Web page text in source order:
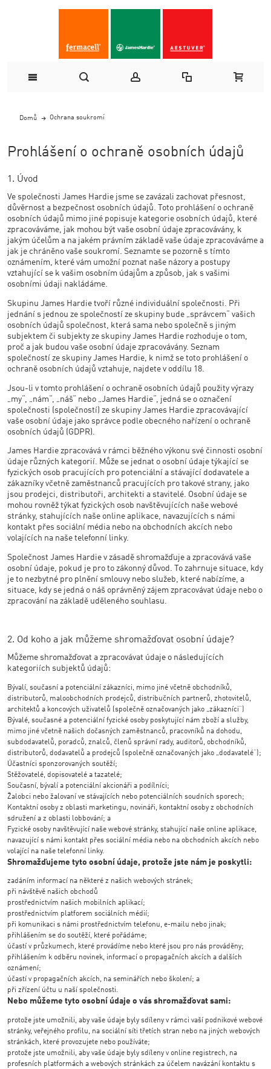
Domů Ochrana soukromí
Prohlášení o ochraně osobních údajů
1. Úvod
Ve společnosti James Hardie jsme se zavázali zachovat přesnost,
důvěrnost a bezpečnost osobních údajů. Toto prohlášení o ochraně
osobních údajů mimo jiné popisuje kategorie osobních údajů, které
zpracováváme, jak mohou být vaše osobní údaje zpracovávány, k
jakým účelům a na jakém právním základě vaše údaje zpracováváme a
jak je chráněno vaše soukromí. Seznamte se pozorně s tímto
oznámením, které vám umožní poznat naše názory a postupy
vztahující se k vašim osobním údajům a způsob, jak s vašimi
osobními údaji nakládáme.
Skupinu James Hardie tvoří různé individuální společnosti. Při
jednání s jednou ze společností ze skupiny bude „správcem“ vašich
osobních údajů společnost, která sama nebo společně s jiným
subjektem či subjekty ze skupiny James Hardie rozhoduje o tom,
proč a jak budou vaše osobní údaje zpracovávány. Seznam
společností ze skupiny James Hardie, k nimž se toto prohlášení o
ochraně osobních údajů vztahuje, najdete v oddílu 18.
Jsou-li v tomto prohlášení o ochraně osobních údajů použity výrazy
„my“, „nám“, „náš“ nebo „James Hardie“, jedná se o označení
společnosti (společností) ze skupiny James Hardie zpracovávající
vaše osobní údaje jako správce podle obecného nařízení o ochraně
osobních údajů (GDPR).
James Hardie zpracovává v rámci běžného výkonu své činnosti osobní
údaje různých kategorií. Může se jednat o osobní údaje týkající se
fyzických osob pracujících pro potenciální a stávající dodavatele a
zákazníky včetně zaměstnanců pracujících pro takové strany, jako
jsou prodejci, distributoři, architekti a stavitelé. Osobní údaje se
mohou rovněž týkat fyzických osob navštěvujících naše webové
stránky, stahujících naše online aplikace, navazujících s námi
kontakt přes sociální média nebo na obchodních akcích nebo
volajících na naše telefonní linky.
Společnost James Hardie v zásadě shromažďuje a zpracovává vaše
osobní údaje, pokud je pro to zákonný důvod. To zahrnuje situace, kdy
je to nezbytné pro plnění smlouvy nebo služeb, které nabízíme, a
situace, kdy se jedná o náš oprávněný zájem zpracovávat údaje nebo o
zpracování na základě uděleného souhlasu.
2. Od koho a jak můžeme shromažďovat osobní údaje?
Můžeme shromažďovat a zpracovávat údaje o následujících
kategoriích subjektů údajů:
Bývalí, současní a potenciální zákazníci, mimo jiné včetně obchodníků,
distributorů, maloobchodních prodejců, distribučních partnerů, zhotovitelů,
architektů a koncových uživatelů (společně označovaných jako „zákazníci“)
Bývalé, současné a potenciální fyzické osoby poskytující nám zboží a služby,
mimo jiné včetně našich dočasných zaměstnanců, pracovníků na dohodu,
subdodavatelů, poradců, znalců, členů správní rady, auditorů, obchodníků,
distributorů, dodavatelů a prodejců (společně označovaných jako „dodavatelé“);
Účastníci sponzorovaných soutěží;
Stěžovatelé, dopisovatelé a tazatelé;
Současní, bývalí a potenciální akcionáři a podílníci;
Žalobci nebo žalovaní ve stávajících nebo potenciálních soudních sporech;
Kontaktní osoby z oblasti marketingu, novináři, kontaktní osoby z obchodních
sdružení a z oblasti lobbování; a
Fyzické osoby navštěvující naše webové stránky, stahující naše online aplikace,
navazující s námi kontakt přes sociální média nebo na obchodních akcích nebo
volající na naše telefonní linky.
Shromažďujeme tyto osobní údaje, protože jste nám je poskytli:
zadáním informací na některé z našich webových stránek;
při návštěvě našich obchodů
prostřednictvím našich mobilních aplikací;
prostřednictvím platforem sociálních médií;
při komunikaci s námi prostřednictvím telefonu, e-mailu nebo jinak;
přihlášením se do soutěží, které pořádáme;
účastí v průzkumech, které provádíme nebo které jsou pro nás prováděny;
přihlášením k odběru novinek, informací o propagačních akcích a dalších
oznámení;
účastí v propagačních akcích, na seminářích nebo školení; a
při zřízení účtu u naší společnosti.
Nebo můžeme tyto osobní údaje o vás shromažďovat sami:
protože jste umožnili, aby vaše údaje byly sdíleny v rámci vaší podnikové webové
stránky, veřejného profilu, na sociální síti třetích stran nebo na jiných webových
stránkách, které provozujete nebo používáte;
protože jste umožnili, aby vaše údaje byly sdíleny v online registrech, na
profesních platformách a webových stránkách za účelem navázání kontaktu s